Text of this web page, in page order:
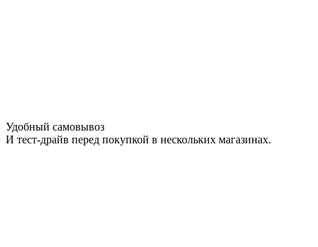
Удобный самовывоз
И тест-драйв перед покупкой в нескольких магазинах.